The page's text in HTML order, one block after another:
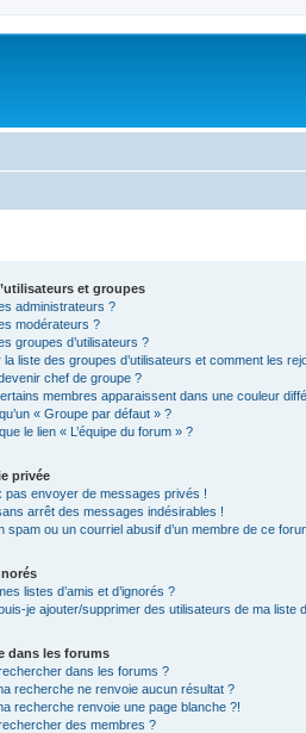
et groupes
administrateurs ?
modérateurs ?
groupes d’utilisateurs ?
liste des groupes d’utilisateurs et comment les
chef de groupe ?
membres apparaissent dans une couleur
« Groupe par défaut » ?
le lien « L’équipe du forum » ?
privée
pas envoyer de messages privés !
arrêt des messages indésirables !
spam ou un courriel abusif d’un membre de ce
listes d’amis et d’ignorés ?
je ajouter/supprimer des utilisateurs de ma liste
dans les forums
dans les forums ?
recherche ne renvoie aucun résultat ?
recherche renvoie une page blanche ?!
des membres ?